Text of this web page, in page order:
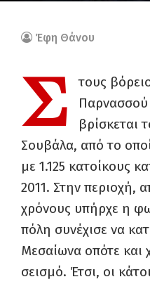
Έφη Θάνου
Σ
τους
βρίσκεται
Σουβάλα, από το
με 1.125 κατοίκους
2011. Στην περιοχή,
χρόνους υπήρχε η
πόλη συνέχισε να
Μεσαίωνα οπότε και
σεισμό. Έτσι, οι